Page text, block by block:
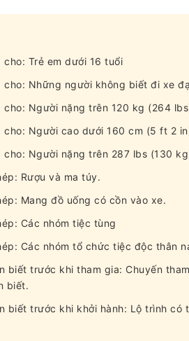
cho: Trẻ em dưới 16 tuổi
cho: Những người không biết đi xe
cho: Người nặng trên 120 kg (264
cho: Người cao dưới 160 cm (5 ft 2
cho: Người nặng trên 287 lbs (130
Rượu và ma túy.
Mang đồ uống có cồn vào xe.
Các nhóm tiệc tùng
Các nhóm tổ chức tiệc độc thân
biết trước khi tham gia: Chuyến
biết.
biết trước khi khởi hành: Lộ trình